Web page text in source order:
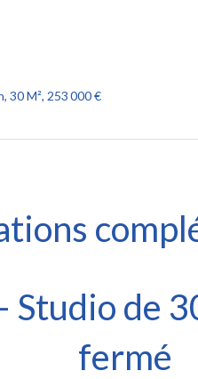
30 M², 253 000 €
de
fermé